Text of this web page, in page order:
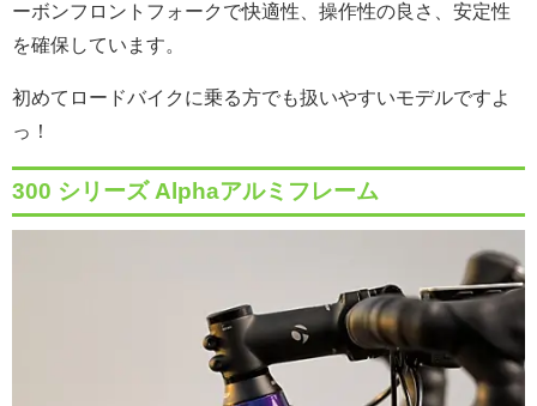
ーボンフロントフォークで快適性、操作性の良さ、安定性
を確保しています。
初めてロードバイクに乗る方でも扱いやすいモデルですよ
っ！
300 シリーズ Alphaアルミフレーム